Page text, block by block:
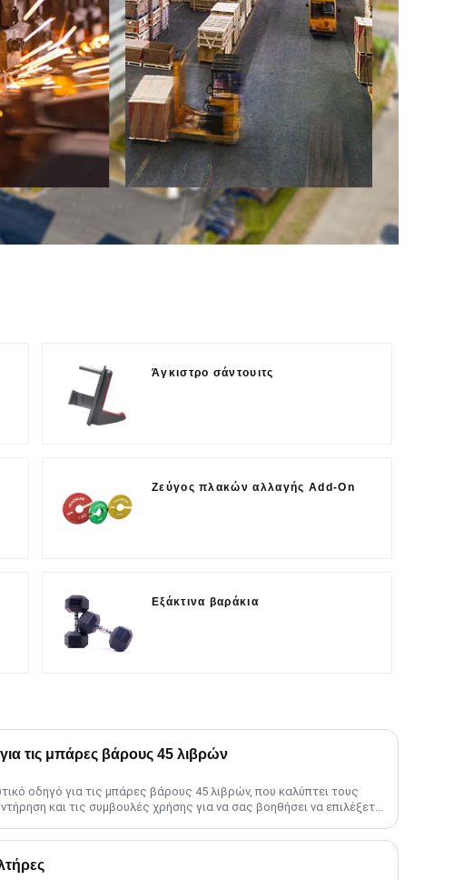
Άγκιστρο σάντουιτς
Ζεύγος πλακών αλλαγής Add-On
Εξάκτινα βαράκια
τις μπάρες βάρους 45 λιβρών
οδηγό για τις μπάρες βάρους 45 λιβρών, που καλύπτει τους
και τις συμβουλές χρήσης για να σας βοηθήσει να επιλέξετε